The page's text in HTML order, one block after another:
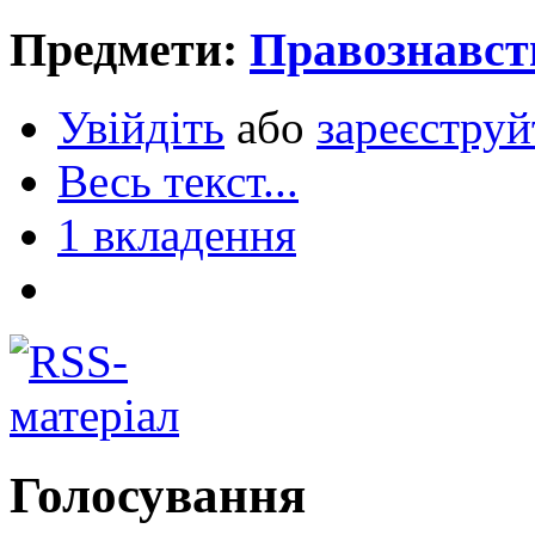
Предмети:
Увійдіть або
Весь текст...
1 вкладення
Голосування